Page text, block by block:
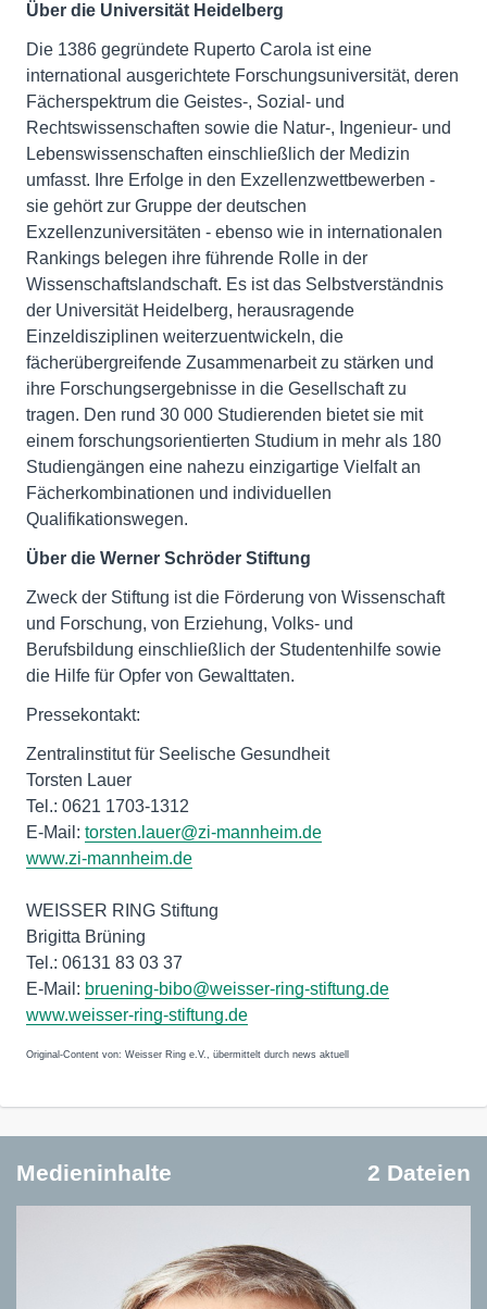
Über die Universität Heidelberg
Die 1386 gegründete Ruperto Carola ist eine
international ausgerichtete Forschungsuniversität, deren
Fächerspektrum die Geistes-, Sozial- und
Rechtswissenschaften sowie die Natur-, Ingenieur- und
Lebenswissenschaften einschließlich der Medizin
umfasst. Ihre Erfolge in den Exzellenzwettbewerben -
sie gehört zur Gruppe der deutschen
Exzellenzuniversitäten - ebenso wie in internationalen
Rankings belegen ihre führende Rolle in der
Wissenschaftslandschaft. Es ist das Selbstverständnis
der Universität Heidelberg, herausragende
Einzeldisziplinen weiterzuentwickeln, die
fächerübergreifende Zusammenarbeit zu stärken und
ihre Forschungsergebnisse in die Gesellschaft zu
tragen. Den rund 30 000 Studierenden bietet sie mit
einem forschungsorientierten Studium in mehr als 180
Studiengängen eine nahezu einzigartige Vielfalt an
Fächerkombinationen und individuellen
Qualifikationswegen.
Über die Werner Schröder Stiftung
Zweck der Stiftung ist die Förderung von Wissenschaft
und Forschung, von Erziehung, Volks- und
Berufsbildung einschließlich der Studentenhilfe sowie
die Hilfe für Opfer von Gewalttaten.
Pressekontakt:
Zentralinstitut für Seelische Gesundheit
Torsten Lauer
Tel.: 0621 1703-1312
E-Mail: torsten.lauer@zi-mannheim.de
www.zi-mannheim.de
WEISSER RING Stiftung
Brigitta Brüning
Tel.: 06131 83 03 37
E-Mail: bruening-bibo@weisser-ring-stiftung.de
www.weisser-ring-stiftung.de
Original-Content von: Weisser Ring e.V., übermittelt durch news aktuell
Medieninhalte 2 Dateien